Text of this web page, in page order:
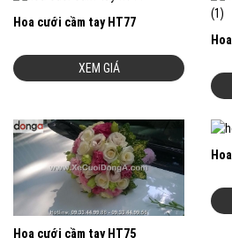
Hoa cưới cầm tay HT77
XEM GIÁ
Hoa cưới cầm tay HT75